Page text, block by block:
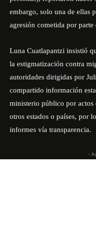
embargo, solo una de ellas
agresión cometida por parte
Luna Cuatlapantzi insistió
la estigmatización contra
autoridades dirigidas por
compartido información
ministerio público por actos
otros estados o países, por
informes vía transparencia.
-